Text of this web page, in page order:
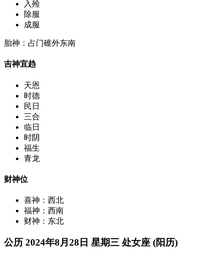
入殓
除服
成服
胎神：占门碓外东南
吉神宜趋
天恩
时德
民日
三合
临日
时阴
福生
青龙
财神位
喜神：西北
福神：西南
财神：东北
公历 2024年8月28日 星期三 处女座 (阳历)